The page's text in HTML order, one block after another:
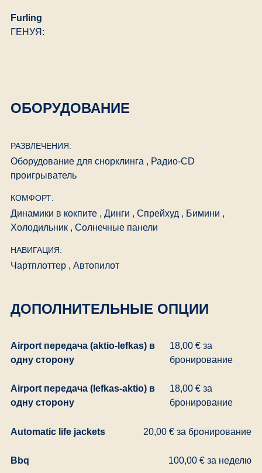
Furling
ГЕНУЯ:
ОБОРУДОВАНИЕ
РАЗВЛЕЧЕНИЯ:
Оборудование для снорклинга , Радио-CD
проигрыватель
КОМФОРТ:
Динамики в кокпите , Динги , Спрейхуд , Бимини ,
Холодильник , Солнечные панели
НАВИГАЦИЯ:
Чартплоттер , Автопилот
ДОПОЛНИТЕЛЬНЫЕ ОПЦИИ
Airport передача (aktio-lefkas) в
одну сторону
18,00 € за
бронирование
Airport передача (lefkas-aktio) в
одну сторону
18,00 € за
бронирование
Automatic life jackets 20,00 € за бронирование
Bbq 100,00 € за неделю